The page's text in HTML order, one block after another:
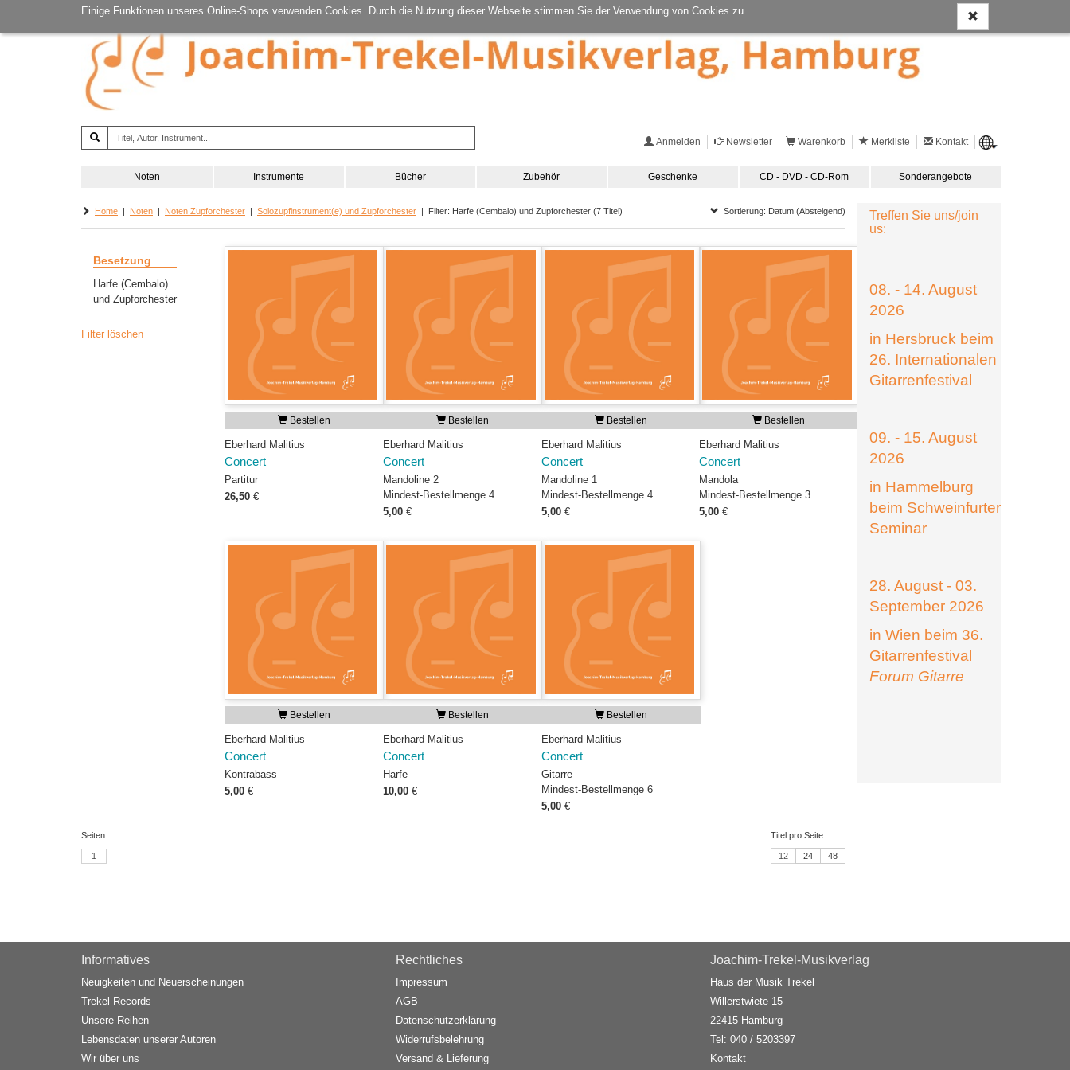
Einige Funktionen unseres Online-Shops verwenden Cookies. Durch die Nutzung dieser Webseite stimmen Sie der Verwendung von Cookies zu.
Anmelden Newsletter Warenkorb Merkliste Kontakt
Noten Instrumente Bücher Zubehör Geschenke CD - DVD - CD-Rom Sonderangebote
Home | Noten | Noten Zupforchester | Solozupfinstrument(e) und Zupforchester | Filter: Harfe (Cembalo) und Zupforchester (7 Titel) Sortierung: Datum (Absteigend)
Besetzung
Harfe (Cembalo)
und Zupforchester
Filter löschen
Bestellen
Eberhard Malitius
Concert
Partitur
26,50 €
Bestellen
Eberhard Malitius
Concert
Mandoline 2
Mindest-Bestellmenge 4
5,00 €
Bestellen
Eberhard Malitius
Concert
Mandoline 1
Mindest-Bestellmenge 4
5,00 €
Bestellen
Eberhard Malitius
Concert
Mandola
Mindest-Bestellmenge 3
5,00€
Bestellen
Eberhard Malitius
Concert
Kontrabass
5,00 €
Bestellen
Eberhard Malitius
Concert
Harfe
10,00 €
Bestellen
Eberhard Malitius
Concert
Gitarre
Mindest-Bestellmenge 6
5,00 €
Seiten
1
Titel pro Seite
12 24 48
Treffen Sie uns/join
us:
08. - 14. August
2026
in Hersbruck beim
26. Internationalen
Gitarrenfestival
09. - 15. August
2026
in Hammelburg
beim Schweinfurter
Seminar
28. August - 03.
September 2026
in Wien beim 36.
Gitarrenfestival
Forum Gitarre
Informatives
Neuigkeiten und Neuerscheinungen
Trekel Records
Unsere Reihen
Lebensdaten unserer Autoren
Wir über uns
Rechtliches
Impressum
AGB
Datenschutzerklärung
Widerrufsbelehrung
Versand & Lieferung
Joachim-Trekel-Musikverlag
Haus der Musik Trekel
Willerstwiete 15
22415 Hamburg
Tel: 040 / 5203397
Kontakt